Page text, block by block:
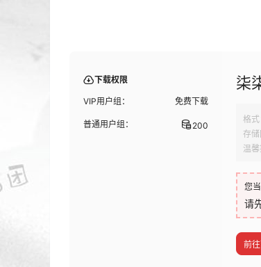
下载权限
VIP用户组： 免费下载
普通用户组： 200
柒
格式
存储
温馨
您
请
前